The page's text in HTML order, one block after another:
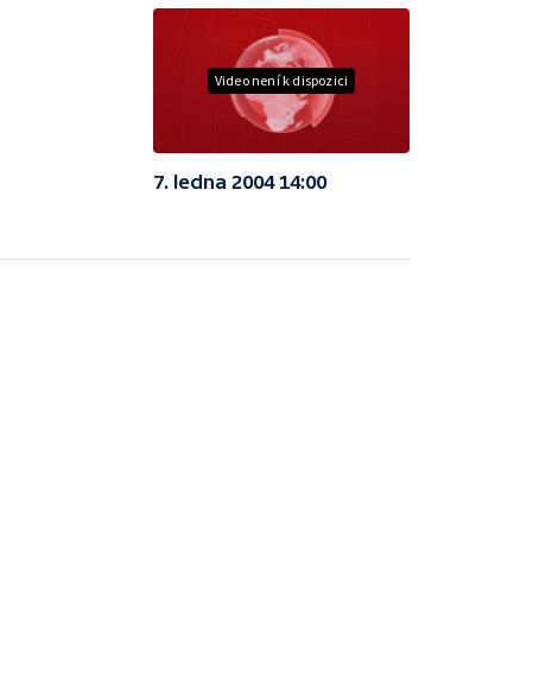
Video není k dispozici
7. ledna 2004 14:00